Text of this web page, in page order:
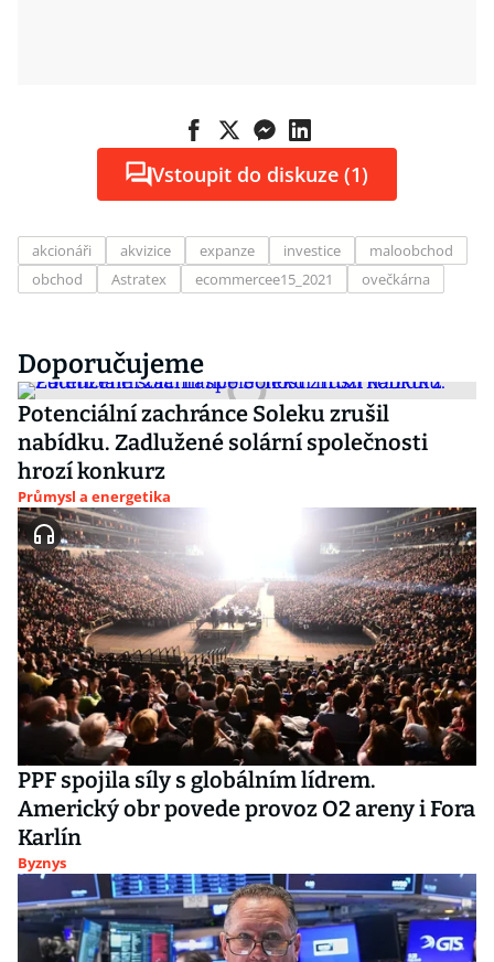
Vstoupit do diskuze (1)
akcionáři akvizice expanze investice
maloobchod
obchod
Astratex ecommercee15_2021 ovečkárna
Doporučujeme
Potenciální zachránce Soleku zrušil
nabídku. Zadlužené solární společnosti
hrozí konkurz
Průmysl a energetika
PPF spojila síly s globálním lídrem.
Americký obr povede provoz O2 areny i Fora
Karlín
Byznys